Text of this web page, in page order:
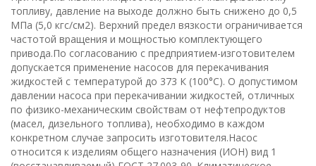
топливу, давление на выходе должно быть снижено до 0,5
МПа (5,0 кгс/см2). Верхний предел вязкости ограничивается
частотой вращения и мощностью комплектующего
привода.По согласованию с предприятием-изготовителем
допускается применение насосов для перекачивания
жидкостей с температурой до 373 К (100°С). О допустимом
давлении насоса при перекачивании жидкостей, отличных
по физико-механическим свойствам от нефтепродуктов
(масел, дизельного топлива), необходимо в каждом
конкретном случае запросить изготовителя.Насос
относится к изделиям общего назначения (ИОН) вид 1